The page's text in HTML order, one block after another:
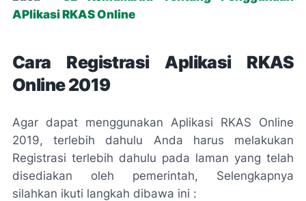
APlikasi RKAS Online
Cara Registrasi Aplikasi RKAS
Online 2019
Agar dapat menggunakan Aplikasi RKAS Online
2019, terlebih dahulu Anda harus melakukan
Registrasi terlebih dahulu pada laman yang telah
disediakan oleh pemerintah, Selengkapnya
silahkan ikuti langkah dibawa ini :